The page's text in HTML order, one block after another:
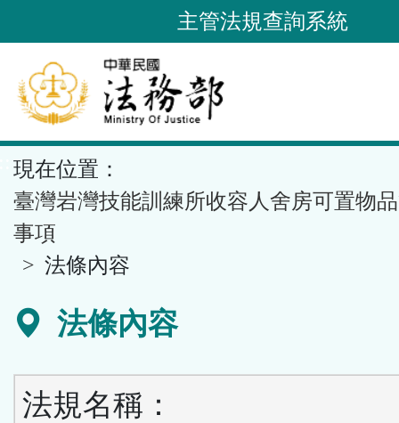
到
要
內
容
區
塊
主管法規查詢系統
現在位置：
臺灣岩灣技能訓練所收容人舍房可置物
事項
法條內容
法條內容
法規名稱：